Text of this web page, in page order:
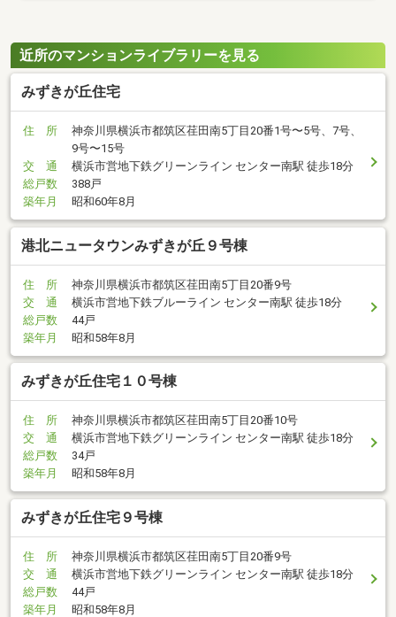
近所のマンションライブラリーを見る
みずきが丘住宅
住 所
神奈川県横浜市都筑区荏田南5丁目20番1号〜5号、7号、
9号〜15号
交 通
横浜市営地下鉄グリーンライン センター南駅 徒歩18分
総戸数
388戸
築年月
昭和60年8月
港北ニュータウンみずきが丘９号棟
住 所
神奈川県横浜市都筑区荏田南5丁目20番9号
交 通
横浜市営地下鉄ブルーライン センター南駅 徒歩18分
総戸数
44戸
築年月
昭和58年8月
みずきが丘住宅１０号棟
住 所
神奈川県横浜市都筑区荏田南5丁目20番10号
交 通
横浜市営地下鉄グリーンライン センター南駅 徒歩18分
総戸数
34戸
築年月
昭和58年8月
みずきが丘住宅９号棟
住 所
神奈川県横浜市都筑区荏田南5丁目20番9号
交 通
横浜市営地下鉄グリーンライン センター南駅 徒歩18分
総戸数
44戸
築年月
昭和58年8月